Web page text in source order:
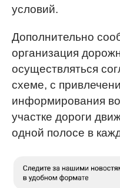
условий.
Дополнительно
организация
осуществляться
схеме, с
информирования
участке дороги
одной полосе в